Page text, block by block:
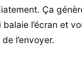
Ça
balaie l’écran et
l’envoyer.